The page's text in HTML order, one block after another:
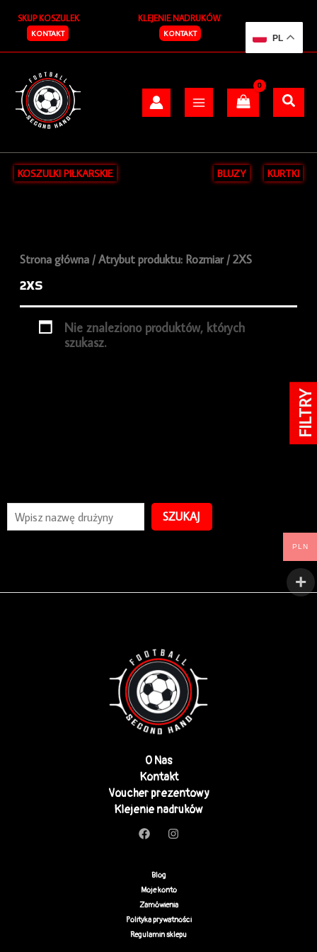
treści
SKUP KOSZULEK
KONTAKT
KLEJENIE NADRUKÓW
KONTAKT
KOSZULKI PIŁKARSKIE BLUZY KURTKI
u
SZUKAJ
Strona główna/ Atrybut produktu: Rozmiar / 2XS
2XS
Nie znaleziono produktów, których
szukasz.
O Nas
Kontakt
Voucher prezentowy
Klejenie nadruków
Blog
Moje konto
Zamówienia
Polityka prywatności
Regulamin sklepu
PL
PLN
FILTRY